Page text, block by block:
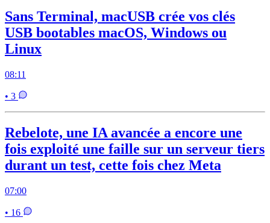
Sans Terminal, macUSB crée vos clés
USB bootables macOS, Windows ou
Linux
08:11
• 3
Rebelote, une IA avancée a encore une
fois exploité une faille sur un serveur tiers
durant un test, cette fois chez Meta
07:00
• 16